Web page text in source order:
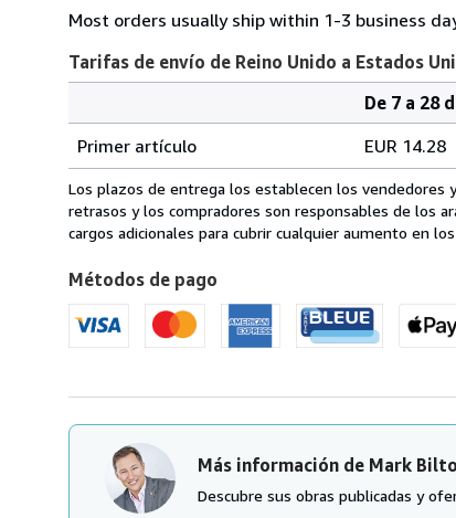
Most orders usually ship within 1-3 business
Tarifas de envío de Reino Unido a Estados
de
envío
de
Reino
a
Estados
Unidos
de
pedido
De 7 a 28
Primer artículo
EUR 14.28
Los plazos de entrega los establecen los vendedores
retrasos y los compradores son responsables de los
cargos adicionales para cubrir cualquier aumento en
Métodos de pago
Más información de Mark
Descubre sus obras publicadas y